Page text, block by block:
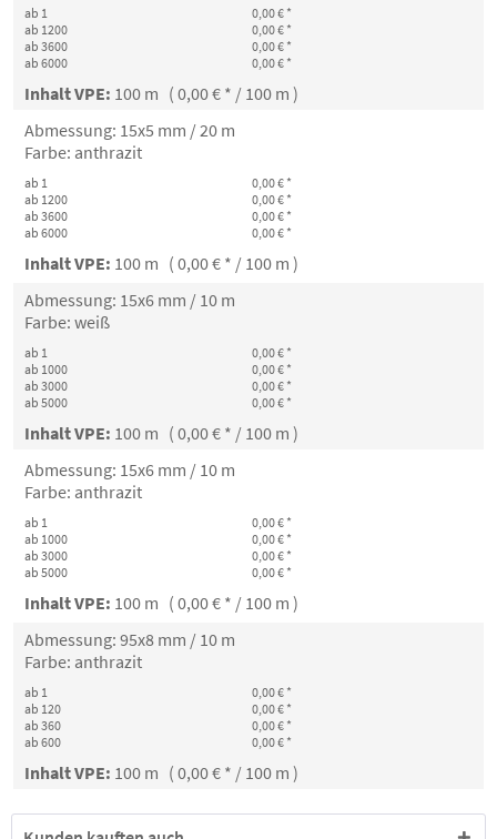
ab 1
0,00 € *
ab 1200
0,00 € *
ab 3600
0,00 € *
ab 6000
0,00 € *
Inhalt VPE: 100 m ( 0,00 € * / 100 m )
Abmessung: 15x5 mm / 20 m
Farbe: anthrazit
ab 1
0,00 € *
ab 1200
0,00 € *
ab 3600
0,00 € *
ab 6000
0,00 € *
Inhalt VPE: 100 m ( 0,00 € * / 100 m )
Abmessung: 15x6 mm / 10 m
Farbe: weiß
ab 1
0,00 € *
ab 1000
0,00 € *
ab 3000
0,00 € *
ab 5000
0,00 € *
Inhalt VPE: 100 m ( 0,00 € * / 100 m )
Abmessung: 15x6 mm / 10 m
Farbe: anthrazit
ab 1
0,00 € *
ab 1000
0,00 € *
ab 3000
0,00 € *
ab 5000
0,00 € *
Inhalt VPE: 100 m ( 0,00 € * / 100 m )
Abmessung: 95x8 mm / 10 m
Farbe: anthrazit
ab 1
0,00 € *
ab 120
0,00 € *
ab 360
0,00 € *
ab 600
0,00 € *
Inhalt VPE: 100 m ( 0,00 € * / 100 m )